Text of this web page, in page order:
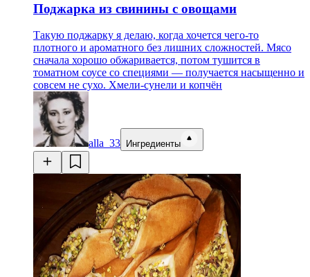
Поджарка из свинины с овощами
Такую поджарку я делаю, когда хочется чего-то
плотного и ароматного без лишних сложностей. Мясо
сначала хорошо обжаривается, потом тушится в
томатном соусе со специями — получается насыщенно и
совсем не сухо. Хмели-сунели и копчён
alla_33 Ингредиенты